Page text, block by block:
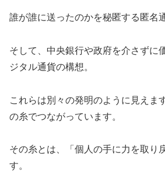
誰が誰に送ったのかを秘匿する匿名
そして、中央銀行や政府を介さずに
ジタル通貨の構想。
これらは別々の発明のように見えま
の糸でつながっています。
その糸とは、「個人の手に力を取り
す。